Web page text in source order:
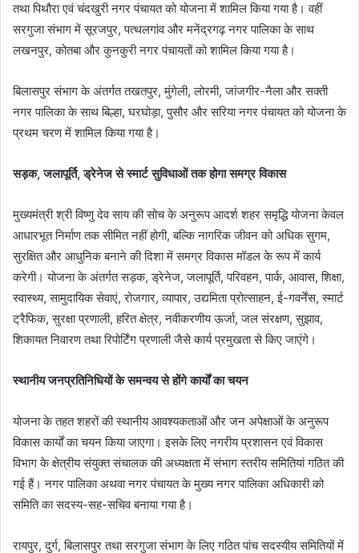
तथा पिथौरा एवं चंदखुरी नगर पंचायत को योजना में शामिल किया गया है। वहीं
सरगुजा संभाग में सूरजपुर, पत्थलगांव और मनेंद्रगढ़ नगर पालिका के साथ
लखनपुर, कोतबा और कुनकुरी नगर पंचायतों को शामिल किया गया है।
बिलासपुर संभाग के अंतर्गत तखतपुर, मुंगेली, लोरमी, जांजगीर-नैला और सक्ती
नगर पालिका के साथ बिल्हा, घरघोड़ा, पुसौर और सरिया नगर पंचायत को योजना के
प्रथम चरण में शामिल किया गया है।
सड़क, जलापूर्ति, ड्रेनेज से स्मार्ट सुविधाओं तक होगा समग्र विकास
मुख्यमंत्री श्री विष्णु देव साय की सोच के अनुरूप आदर्श शहर समृद्धि योजना केवल
आधारभूत निर्माण तक सीमित नहीं होगी, बल्कि नागरिक जीवन को अधिक सुगम,
सुरक्षित और आधुनिक बनाने की दिशा में समग्र विकास मॉडल के रूप में कार्य
करेगी। योजना के अंतर्गत सड़क, ड्रेनेज, जलापूर्ति, परिवहन, पार्क, आवास, शिक्षा,
स्वास्थ्य, सामुदायिक सेवाएं, रोजगार, व्यापार, उद्यमिता प्रोत्साहन, ई-गवर्नेंस, स्मार्ट
ट्रैफिक, सुरक्षा प्रणाली, हरित क्षेत्र, नवीकरणीय ऊर्जा, जल संरक्षण, सुझाव,
शिकायत निवारण तथा रिपोर्टिंग प्रणाली जैसे कार्य प्रमुखता से किए जाएंगे।
स्थानीय जनप्रतिनिधियों के समन्वय से होंगे कार्यों का चयन
योजना के तहत शहरों की स्थानीय आवश्यकताओं और जन अपेक्षाओं के अनुरूप
विकास कार्यों का चयन किया जाएगा। इसके लिए नगरीय प्रशासन एवं विकास
विभाग के क्षेत्रीय संयुक्त संचालक की अध्यक्षता में संभाग स्तरीय समितियां गठित की
गई हैं। नगर पालिका अथवा नगर पंचायत के मुख्य नगर पालिका अधिकारी को
समिति का सदस्य-सह-सचिव बनाया गया है।
रायपुर, दुर्ग, बिलासपुर तथा सरगुजा संभाग के लिए गठित पांच सदस्यीय समितियों में